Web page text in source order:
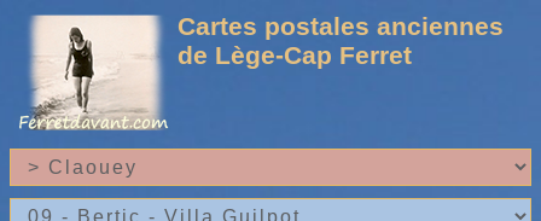
Cartes postales anciennes
de Lège-Cap Ferret